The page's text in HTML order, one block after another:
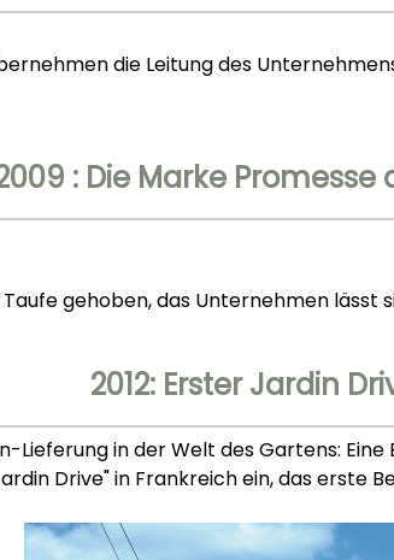
die Leitung des
: Die Marke
gehoben, das Unternehmen lässt
2012: Erster Jardin
in der Welt des Gartens:
Drive" in Frankreich ein, das erste